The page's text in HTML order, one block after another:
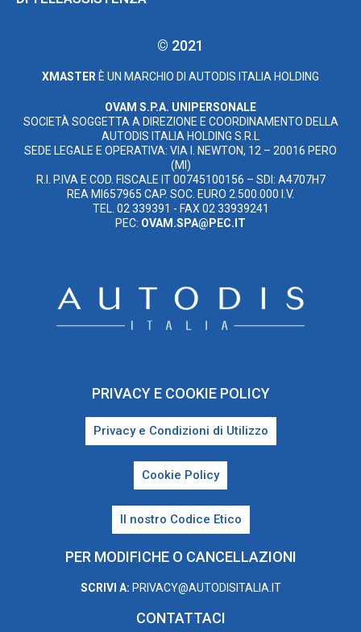
© 2021
XMASTER È UN MARCHIO DI AUTODIS ITALIA HOLDING
OVAM S.P.A. UNIPERSONALE
SOCIETÀ SOGGETTA A DIREZIONE E COORDINAMENTO DELLA
AUTODIS ITALIA HOLDING S.R.L
SEDE LEGALE E OPERATIVA: VIA I. NEWTON, 12 – 20016 PERO
(MI)
R.I. P.IVA E COD. FISCALE IT 00745100156 – SDI: A4707H7
REA MI657965 CAP. SOC. EURO 2.500.000 I.V.
TEL. 02 339391 - FAX 02 33939241
PEC: OVAM.SPA@PEC.IT
PRIVACY E COOKIE POLICY
Privacy e Condizioni di Utilizzo
Cookie Policy
Il nostro Codice Etico
PER MODIFICHE O CANCELLAZIONI
SCRIVI A: PRIVACY@AUTODISITALIA.IT
CONTATTACI